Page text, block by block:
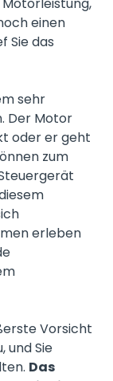
einen
Sie das
sehr
Der Motor
oder er geht
zum
erleben
Vorsicht
und Sie
Das